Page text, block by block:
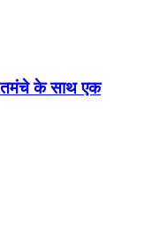
तमंचे के साथ एक